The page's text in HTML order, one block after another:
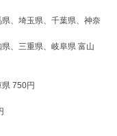
、埼玉県、千葉県、神奈
、三重県、岐阜県 富山
750円